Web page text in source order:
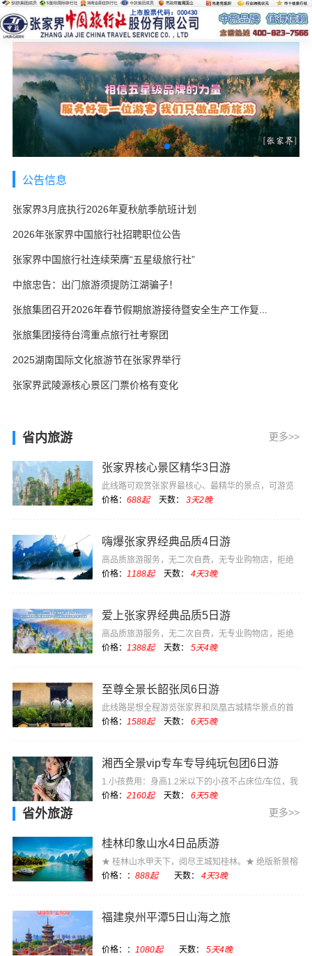
公告信息
张家界3月底执行2026年夏秋航季航班计划
2026年张家界中国旅行社招聘职位公告
张家界中国旅行社连续荣膺“五星级旅行社”
中旅忠告：出门旅游须提防江湖骗子！
张旅集团召开2026年春节假期旅游接待暨安全生产工作复盘会
张旅集团接待台湾重点旅行社考察团
2025湖南国际文化旅游节在张家界举行
张家界武陵源核心景区门票价格有变化
省内旅游 更多>>
张家界核心景区精华3日游
此线路可观赏张家界最核心、最精华的景点，可游览
电影《阿凡达》···
价格： 688起 天数： 3天2晚
嗨爆张家界经典品质4日游
高品质旅游服务，无二次自费，无专业购物店，拒绝
低价坑团
价格： 1188起 天数： 4天3晚
爱上张家界经典品质5日游
高品质旅游服务，无二次自费，无专业购物店，拒绝
低价坑团
价格： 1388起 天数： 5天4晚
至尊全景长韶张凤6日游
此线路是想全程游览张家界和凤凰古城精华景点的首
选，长沙开始长···
价格： 1588起 天数： 6天5晚
湘西全景vip专车专导纯玩包团6日游
1.小孩费用：身高1.2米以下的小孩不占床位/车位，我
社不收任何费···
价格： 2160起 天数： 6天5晚
省外旅游 更多>>
桂林印象山水4日品质游
★ 桂林山水甲天下，阅尽王城知桂林。★ 绝版新景榕
杉湖，演绎着···
价格：： 888起 天数： 4天3晚
福建泉州平潭5日山海之旅
价格：： 1080起 天数： 5天4晚